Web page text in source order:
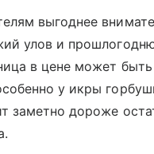
выгоднее
улов и
в цене может быть
у икры
заметно дороже